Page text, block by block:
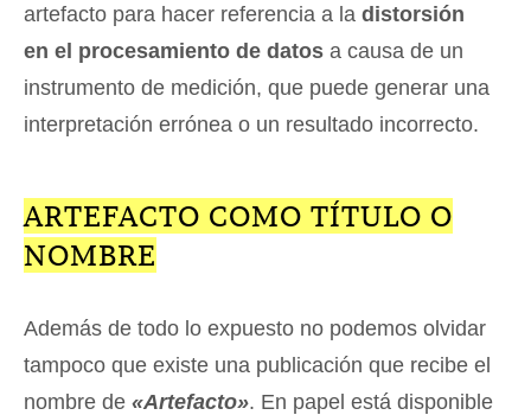
artefacto para hacer referencia a la distorsión
en el procesamiento de datos a causa de un
instrumento de medición, que puede generar una
interpretación errónea o un resultado incorrecto.
ARTEFACTO COMO TÍTULO O
NOMBRE
Además de todo lo expuesto no podemos olvidar
tampoco que existe una publicación que recibe el
nombre de «Artefacto». En papel está disponible